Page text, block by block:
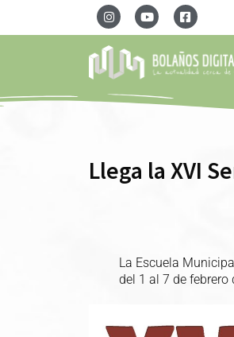
Llega la XVI
La Escuela
del 1 al 7 de febrero